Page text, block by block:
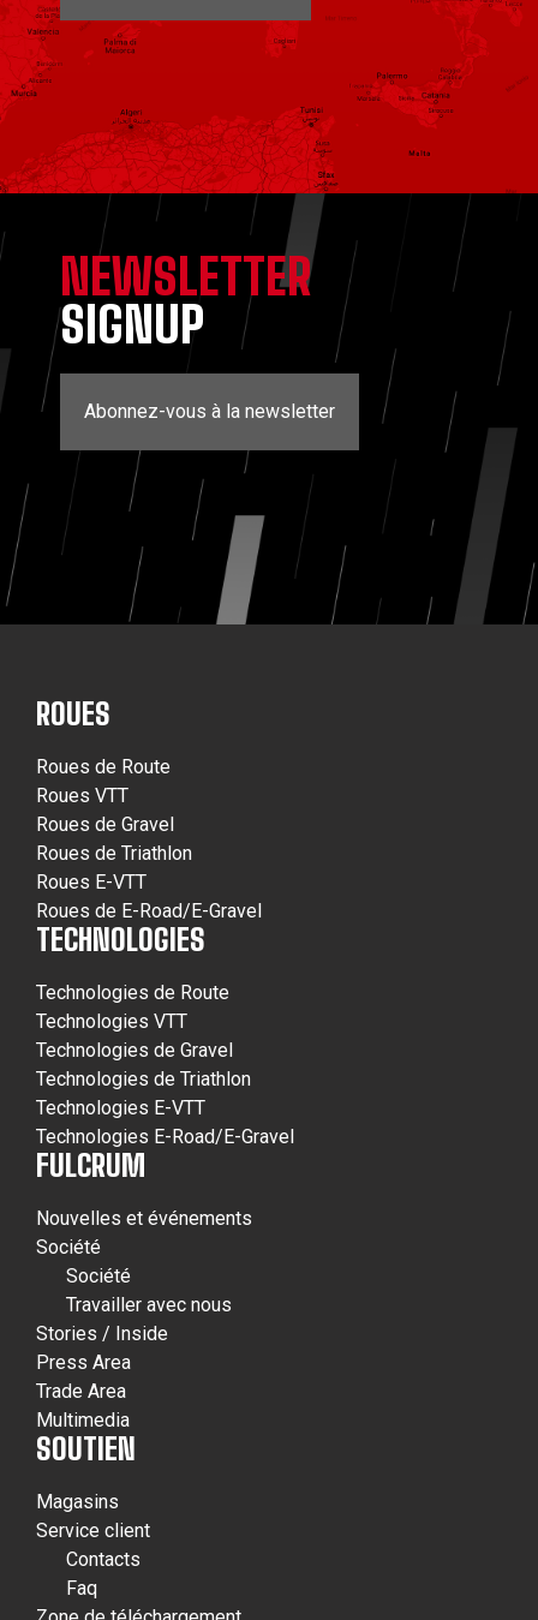
NEWSLETTER
SIGNUP
Abonnez-vous à la newsletter
ROUES
Roues de Route
Roues VTT
Roues de Gravel
Roues de Triathlon
Roues E-VTT
Roues de E-Road/E-Gravel
TECHNOLOGIES
Technologies de Route
Technologies VTT
Technologies de Gravel
Technologies de Triathlon
Technologies E-VTT
Technologies E-Road/E-Gravel
FULCRUM
Nouvelles et événements
Société
Société
Travailler avec nous
Stories / Inside
Press Area
Trade Area
Multimedia
SOUTIEN
Magasins
Service client
Contacts
Faq